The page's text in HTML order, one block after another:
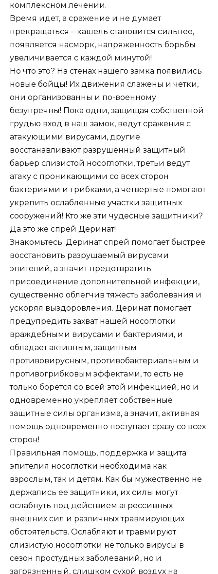
комплексном лечении.
Время идет, а сражение и не думает
прекращаться – кашель становится сильнее,
появляется насморк, напряженность борьбы
увеличивается с каждой минутой!
Но что это? На стенах нашего замка появились
новые бойцы! Их движения слажены и четки,
они организованны и по-военному
безупречны! Пока одни, защищая собственной
грудью вход в наш замок, ведут сражения с
атакующими вирусами, другие
восстанавливают разрушенный защитный
барьер слизистой носоглотки, третьи ведут
атаку с проникающими со всех сторон
бактериями и грибками, а четвертые помогают
укрепить ослабленные участки защитных
сооружений! Кто же эти чудесные защитники?
Да это же спрей Деринат!
Знакомьтесь: Деринат спрей помогает быстрее
восстановить разрушаемый вирусами
эпителий, а значит предотвратить
присоединение дополнительной инфекции,
существенно облегчив тяжесть заболевания и
ускоряя выздоровления. Деринат помогает
предупредить захват нашей носоглотки
враждебными вирусами и бактериями, и
обладает активным, защитным
противовирусным, противобактериальным и
противогрибковым эффектами, то есть не
только борется со всей этой инфекцией, но и
одновременно укрепляет собственные
защитные силы организма, а значит, активная
помощь одновременно поступает сразу со всех
сторон!
Правильная помощь, поддержка и защита
эпителия носоглотки необходима как
взрослым, так и детям. Как бы мужественно не
держались ее защитники, их силы могут
ослабнуть под действием агрессивных
внешних сил и различных травмирующих
обстоятельств. Ослабляют и травмируют
слизистую носоглотки не только вирусы в
сезон простудных заболеваний, но и
загрязненный, слишком сухой воздух на